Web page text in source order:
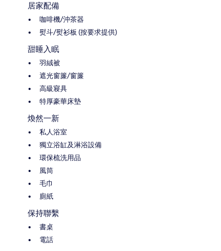
居家配備
咖啡機/沖茶器
熨斗/熨衫板 (按要求提供)
甜睡入眠
羽絨被
遮光窗簾/窗簾
高級寢具
特厚豪華床墊
煥然一新
私人浴室
獨立浴缸及淋浴設備
環保梳洗用品
風筒
毛巾
廁紙
保持聯繫
書桌
電話